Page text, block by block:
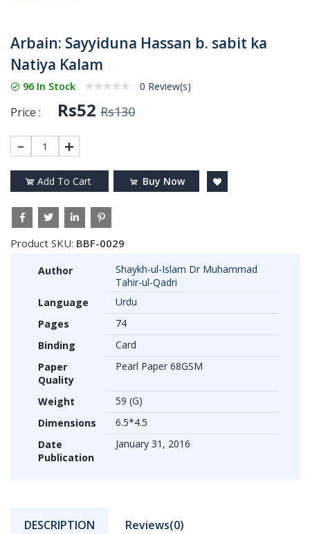
Arbain: Sayyiduna Hassan b. sabit ka
Natiya Kalam
96 In Stock 0 Review(s)
Price : Rs52 Rs130
1
Add To Cart Buy Now
Product SKU: BBF-0029
Author
Shaykh-ul-Islam Dr Muhammad
Tahir-ul-Qadri
Language
Urdu
Pages
74
Binding
Card
Paper
Quality
Pearl Paper 68GSM
Weight
59 (G)
Dimensions
6.5*4.5
Date
Publication
January 31, 2016
DESCRIPTION Reviews(0)